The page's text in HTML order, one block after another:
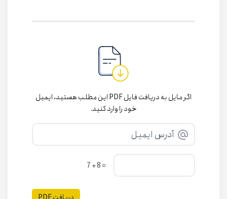
اگر مایل به دریافت فایل PDF این مطلب هستید، ایمیل
خود را وارد کنید.
= 8 + 7